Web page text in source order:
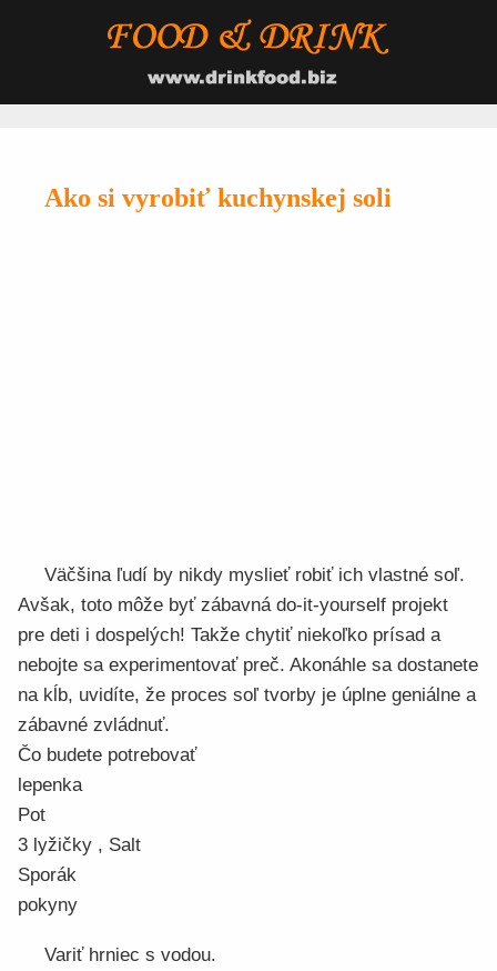
Ako si vyrobiť kuchynskej soli
Väčšina ľudí by nikdy myslieť robiť ich vlastné soľ.
Avšak, toto môže byť zábavná do-it-yourself projekt
pre deti i dospelých! Takže chytiť niekoľko prísad a
nebojte sa experimentovať preč. Akonáhle sa dostanete
na kĺb, uvidíte, že proces soľ tvorby je úplne geniálne a
zábavné zvládnuť.
Čo budete potrebovať
lepenka
Pot
3 lyžičky , Salt
Sporák
pokyny
Variť hrniec s vodou.